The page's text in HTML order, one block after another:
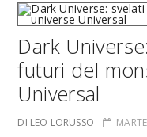
Dark
futuri del
Universal
DI LEO LORUSSO